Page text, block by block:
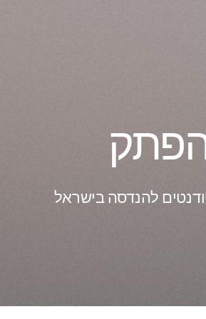
להנדסה בישראל